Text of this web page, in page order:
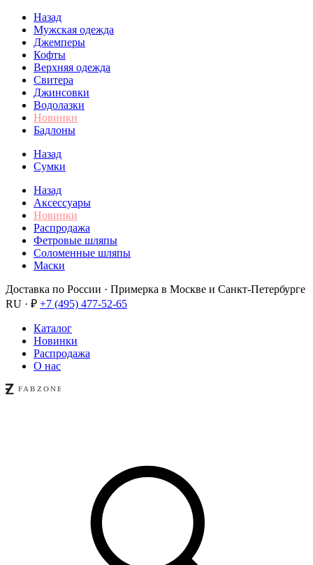
Назад
Мужская одежда
Джемперы
Кофты
Верхняя одежда
Свитера
Джинсовки
Водолазки
Новинки
Бадлоны
Назад
Сумки
Назад
Аксессуары
Новинки
Распродажа
Фетровые шляпы
Соломенные шляпы
Маски
Доставка по России · Примерка в Москве и Санкт-Петербурге
RU · ₽ +7 (495) 477-52-65
Каталог
Новинки
Распродажа
О нас